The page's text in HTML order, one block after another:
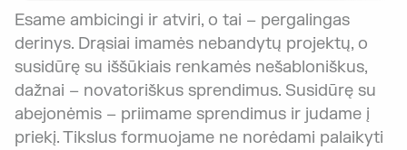
Esame ambicingi ir atviri, o tai – pergalingas
derinys. Drąsiai imamės nebandytų projektų, o
susidūrę su iššūkiais renkamės nešabloniškus,
dažnai – novatoriškus sprendimus. Susidūrę su
abejonėmis – priimame sprendimus ir judame į
priekį. Tikslus formuojame ne norėdami palaikyti